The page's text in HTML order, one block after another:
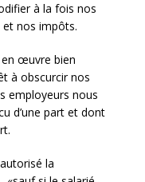
à la fois nos
nos impôts.
en œuvre bien
à obscurcir nos
employeurs nous
d’une part et dont
la